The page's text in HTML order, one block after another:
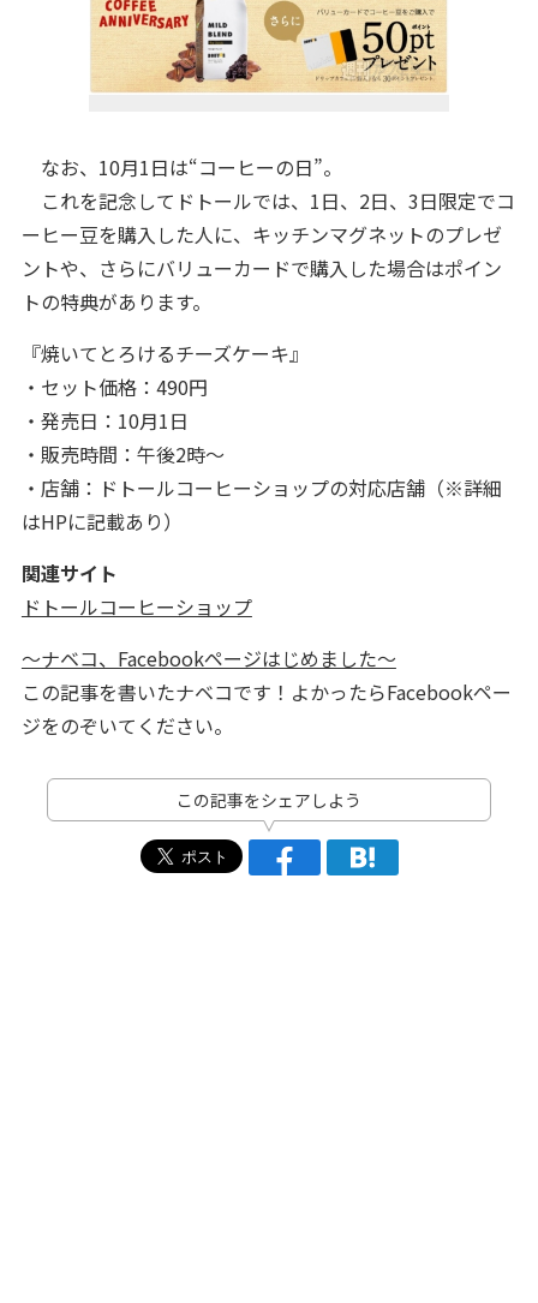
なお、10月1日は“コーヒーの日”。
これを記念してドトールでは、1日、2日、3日限定でコ
ーヒー豆を購入した人に、キッチンマグネットのプレゼ
ントや、さらにバリューカードで購入した場合はポイン
トの特典があります。
『焼いてとろけるチーズケーキ』
・セット価格：490円
・発売日：10月1日
・販売時間：午後2時～
・店舗：ドトールコーヒーショップの対応店舗（※詳細
はHPに記載あり）
関連サイト
ドトールコーヒーショップ
～ナベコ、Facebookページはじめました～
この記事を書いたナベコです！よかったらFacebookペー
ジをのぞいてください。
この記事をシェアしよう